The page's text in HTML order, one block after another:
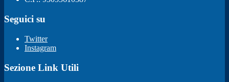
Seguici su
Twitter
Instagram
Sezione Link Utili